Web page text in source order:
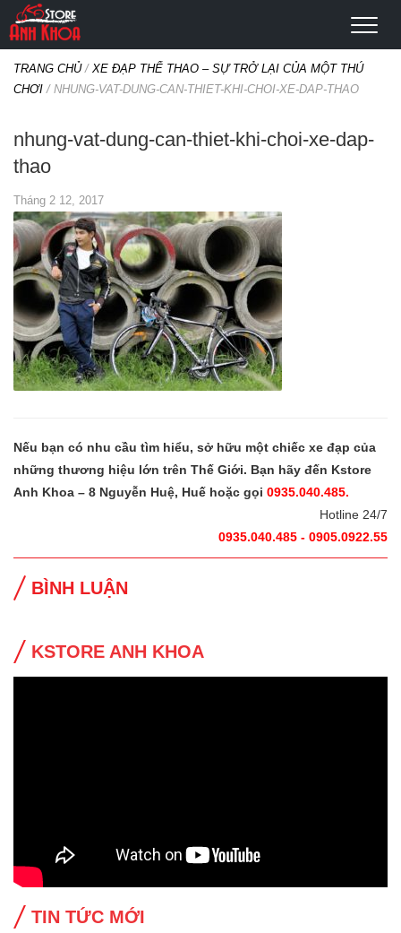
TRANG CHỦ/ XE ĐẠP THỂ THAO – SỰ TRỞ LẠI CỦA MỘT THÚ
CHƠI / NHUNG-VAT-DUNG-CAN-THIET-KHI-CHOI-XE-DAP-THAO
nhung-vat-dung-can-thiet-khi-choi-xe-dap-
thao
Tháng 2 12, 2017
Nếu bạn có nhu cầu tìm hiểu, sở hữu một chiếc xe đạp của
những thương hiệu lớn trên Thế Giới. Bạn hãy đến Kstore
Anh Khoa – 8 Nguyễn Huệ, Huế hoặc gọi 0935.040.485.
Hotline 24/7
0935.040.485 - 0905.0922.55
BÌNH LUẬN
KSTORE ANH KHOA
TIN TỨC MỚI